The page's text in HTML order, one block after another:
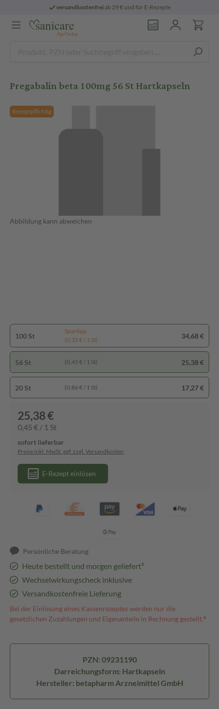
versandkostenfreiab 29 € und für E-Rezepte
Pregabalin beta 100mg 56 St Hartkapseln
Rezeptpflichtig
Abbildung kann abweichen
100 St
Spartipp
(0,35 € / 1 St)
34,68 €
56 St (0,45 € / 1 St) 25,38 €
20 St (0,86 € / 1 St) 17,27 €
25,38 €
0,45 € / 1 St
sofort lieferbar
Preise inkl. MwSt. ggf. zzgl. Versandkosten
E-Rezept einlösen
Persönliche Beratung
Heute bestellt und morgen geliefert³
Wechselwirkungscheck inklusive
Versandkostenfreie Lieferung
Bei der Einlösung eines Kassenrezeptes werden nur die
gesetzlichen Zuzahlungen und Eigenanteile in Rechnung gestellt.⁴
PZN: 09231190
Darreichungsform: Hartkapseln
Hersteller: betapharm Arzneimittel GmbH